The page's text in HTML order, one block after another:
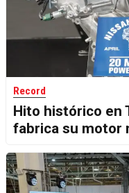
Record
Hito histórico en
fabrica su motor